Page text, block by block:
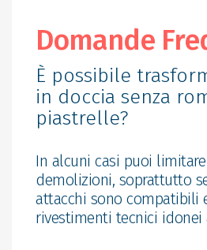
Domande
È possibile
in doccia senza
piastrelle?
In alcuni casi puoi
demolizioni, soprattutto
attacchi sono compatibili
rivestimenti tecnici idonei